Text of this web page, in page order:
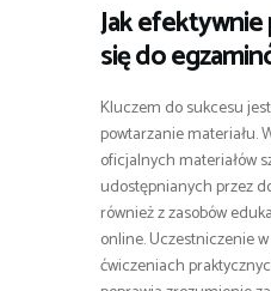
Jak
się do
Kluczem do sukcesu
powtarzanie materiału.
oficjalnych materiałów
udostępnianych przez
również z zasobów
online. Uczestniczenie
ćwiczeniach